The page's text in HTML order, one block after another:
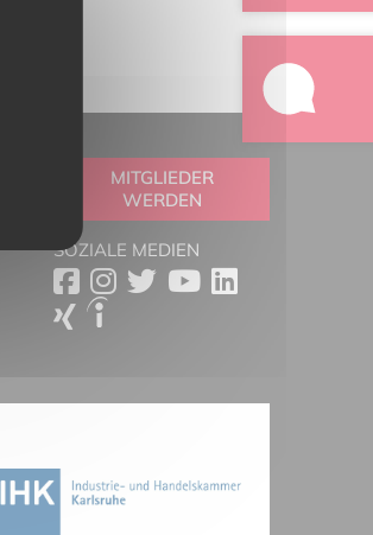
MITGLIEDER
WERDEN
SOZIALE MEDIEN